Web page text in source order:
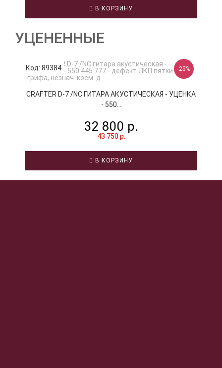
В КОРЗИНУ
УЦЕНЕННЫЕ
Код: 89384 -25%
CRAFTER D-7 /NC ГИТАРА АКУСТИЧЕСКАЯ - УЦЕНКА
- 550...
32 800 р.
43 750 р.
В КОРЗИНУ